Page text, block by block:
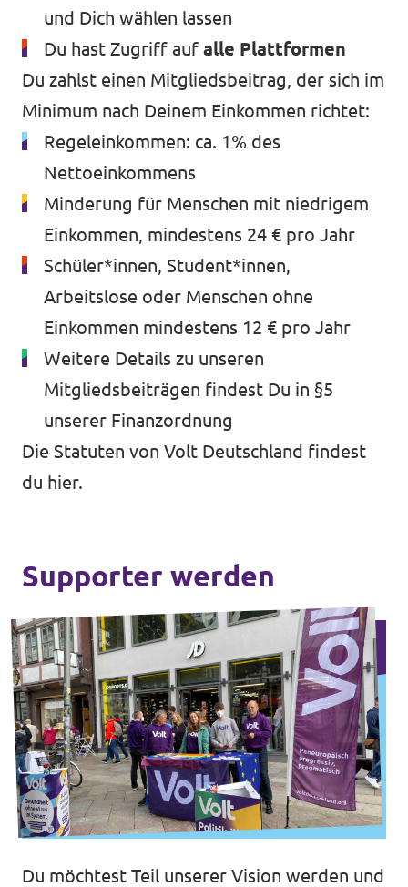
und Dich wählen lassen
Du hast Zugriff auf alle Plattformen
Du zahlst einen Mitgliedsbeitrag, der sich im
Minimum nach Deinem Einkommen richtet:
Regeleinkommen: ca. 1% des
Nettoeinkommens
Minderung für Menschen mit niedrigem
Einkommen, mindestens 24 € pro Jahr
Schüler*innen, Student*innen,
Arbeitslose oder Menschen ohne
Einkommen mindestens 12 € pro Jahr
Weitere Details zu unseren
Mitgliedsbeiträgen findest Du in §5
unserer Finanzordnung
Die Statuten von Volt Deutschland findest
du hier.
Supporter werden
Du möchtest Teil unserer Vision werden und